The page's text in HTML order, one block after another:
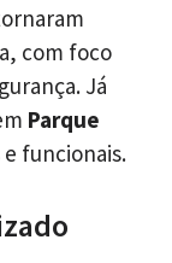
com foco
Já
Parque
funcionais.